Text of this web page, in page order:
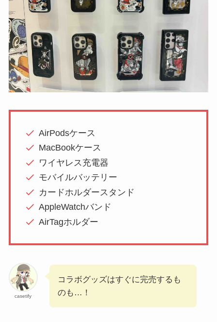
AirPodsケース
MacBookケース
ワイヤレス充電器
モバイルバッテリー
カードホルダースタンド
AppleWatchバンド
AirTagホルダー
casetify
コラボグッズはすぐに完売するも
のも…！